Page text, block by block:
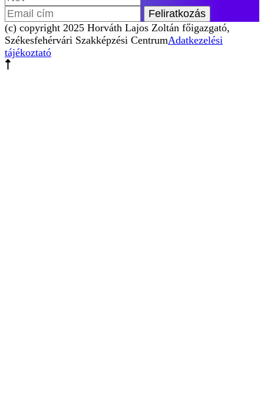
(c) copyright 2025 Horváth Lajos Zoltán főigazgató,
Székesfehérvári Szakképzési CentrumAdatkezelési
tájékoztató